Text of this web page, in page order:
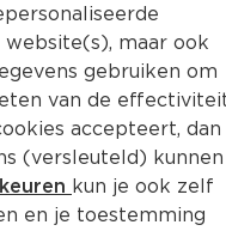
maar ook
gebruiken om
van de
accepteert, dan
(versleuteld) kunnen
kun je ook zelf
en je toestemming